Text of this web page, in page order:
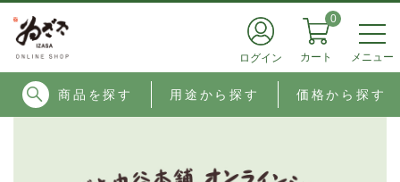
ログイン
0
カート メニュー
商品を探す 用途から探す 価格から探す